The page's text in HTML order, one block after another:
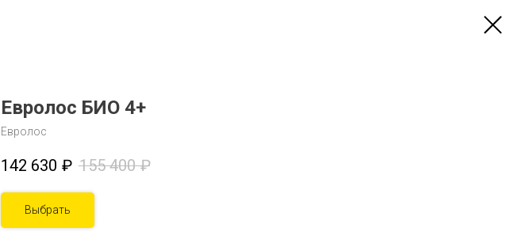
Евролос БИО 4+
Евролос
142 630 ₽ 155 400 ₽
Выбрать